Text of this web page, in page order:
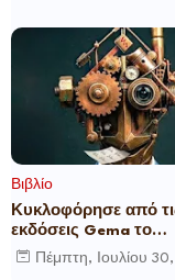
Βιβλίο
Κυκλοφόρησε από
εκδόσεις Gema το
μυθιστόρημα του
δημοσιογράφου
Πέμπτη, Ιουλίου